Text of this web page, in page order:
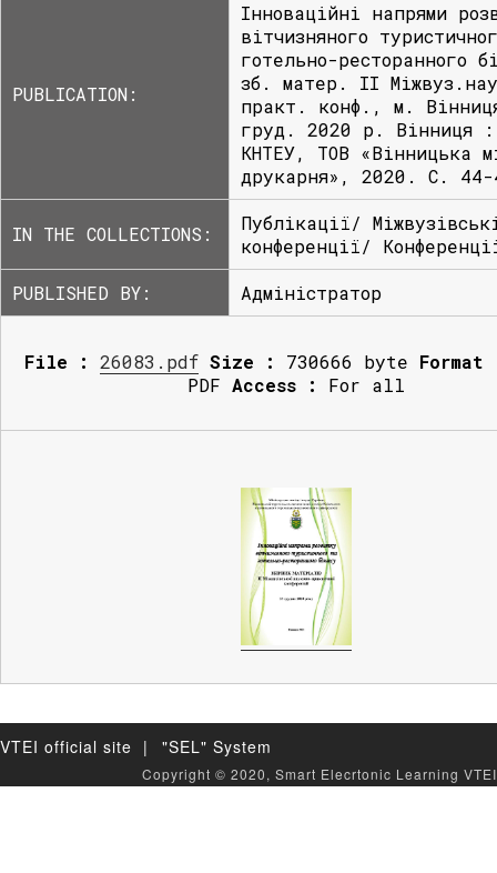
PUBLICATION:
Інноваційні напрями
вітчизняного
готельно-ресторанного
зб. матер. ІІ
практ. конф., м.
груд. 2020 р. Вінниця :
КНТЕУ, ТОВ «Вінницька
друкарня», 2020. С. 44-
IN THE COLLECTIONS:
Публікації/
конференції/
PUBLISHED BY:
Адміністратор
File : 26083.pdf Size : 730666 byte Format
PDF Access : For all
VTEI official site | "SEL" System
Copyright © 2020, Smart Elecrtonic Learning VTEI